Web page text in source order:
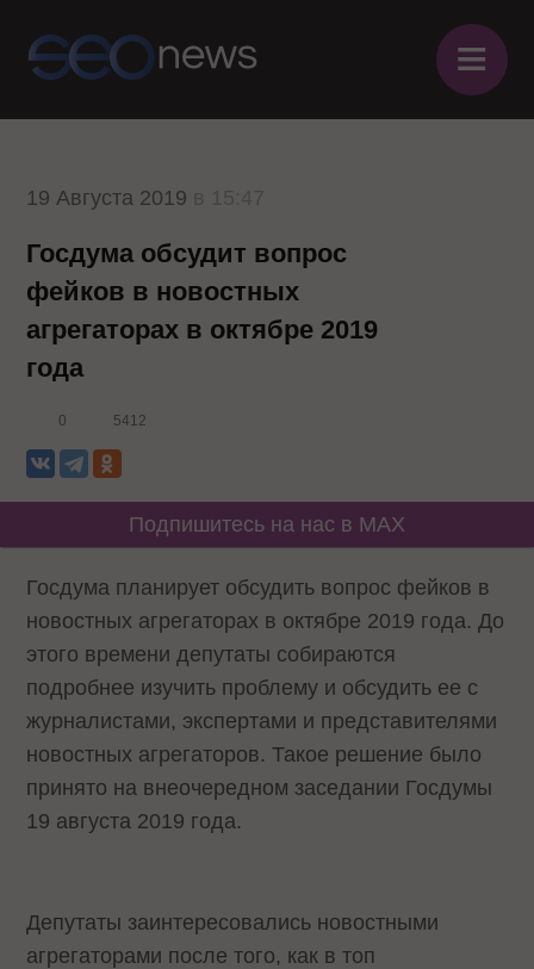
≡
19 Августа 2019
Госдума обсудит вопрос
фейков в новостных
агрегаторах в октябре 2019
года
0 5412
Подпишитесь на нас в MAX
Госдума планирует обсудить вопрос фейков в
новостных агрегаторах в октябре 2019 года. До
этого времени депутаты собираются
подробнее изучить проблему и обсудить ее с
журналистами, экспертами и представителями
новостных агрегаторов. Такое решение было
принято на внеочередном заседании Госдумы
19 августа 2019 года.
Депутаты заинтересовались новостными
агрегаторами после того, как в топ